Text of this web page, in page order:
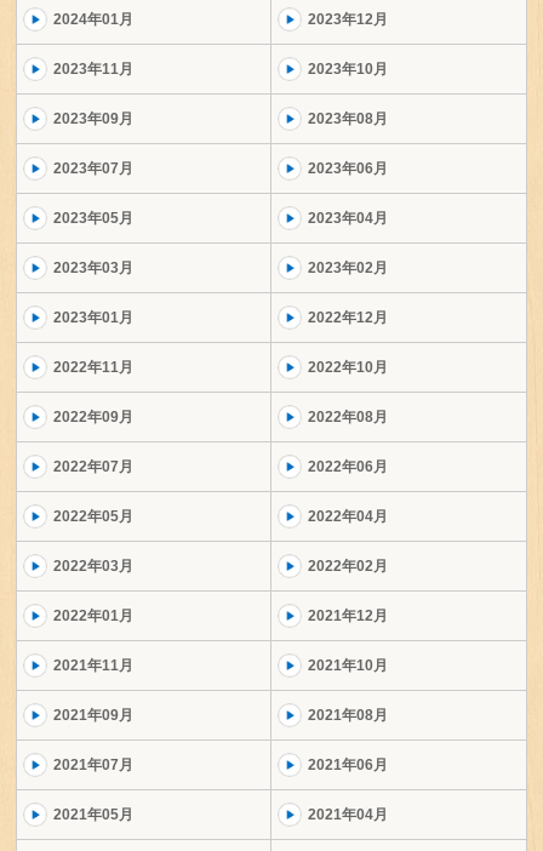
2024年01月 2023年12月
2023年11月 2023年10月
2023年09月 2023年08月
2023年07月 2023年06月
2023年05月 2023年04月
2023年03月 2023年02月
2023年01月 2022年12月
2022年11月 2022年10月
2022年09月 2022年08月
2022年07月 2022年06月
2022年05月 2022年04月
2022年03月 2022年02月
2022年01月 2021年12月
2021年11月 2021年10月
2021年09月 2021年08月
2021年07月 2021年06月
2021年05月 2021年04月